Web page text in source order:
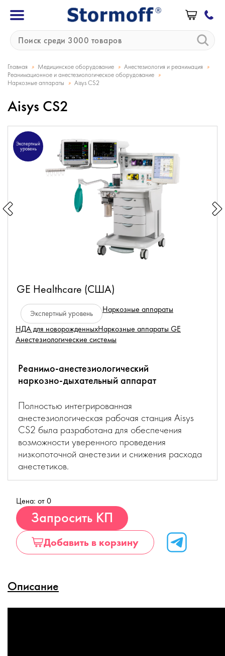
Главная » Медицинское оборудование » Анестезиология и реанимация »
Реанимационное и анестезиологическое оборудование »
Наркозные аппараты » Aisуs CS2
Aisуs CS2
Экспертный
уровень
GE Healthcare (США)
Экспертный уровень
Наркозные аппараты
НДА для новорожденныхНаркозные аппараты GE
Анестезиологические системы
Реанимо-анестезиологический
наркозно-дыхательный аппарат
Полностью интегрированная
анестезиологическая рабочая станция Aisуs
CS2 была разработана для обеспечения
возможности уверенного проведения
низкопоточной анестезии и снижения расхода
анестетиков.
Цена: от 0
Запросить КП
Добавить в корзину
Описание